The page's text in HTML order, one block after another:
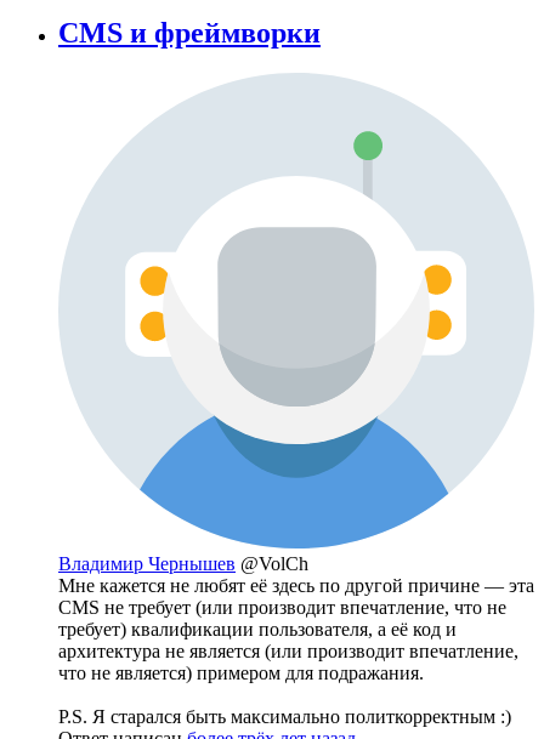
CMS и фреймворки
Владимир Чернышев @VolCh
Мне кажется не любят её здесь по другой причине — эта
CMS не требует (или производит впечатление, что не
требует) квалификации пользователя, а её код и
архитектура не является (или производит впечатление,
что не является) примером для подражания.
P.S. Я старался быть максимально политкорректным :)